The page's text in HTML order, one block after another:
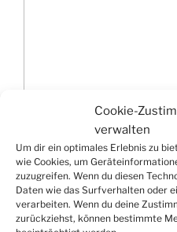
Cookie-
verwalten
Um dir ein optimales Erlebnis zu
wie Cookies, um
zuzugreifen. Wenn du diesen
Daten wie das Surfverhalten oder
verarbeiten. Wenn du deine
zurückziehst, können bestimmte
Name*